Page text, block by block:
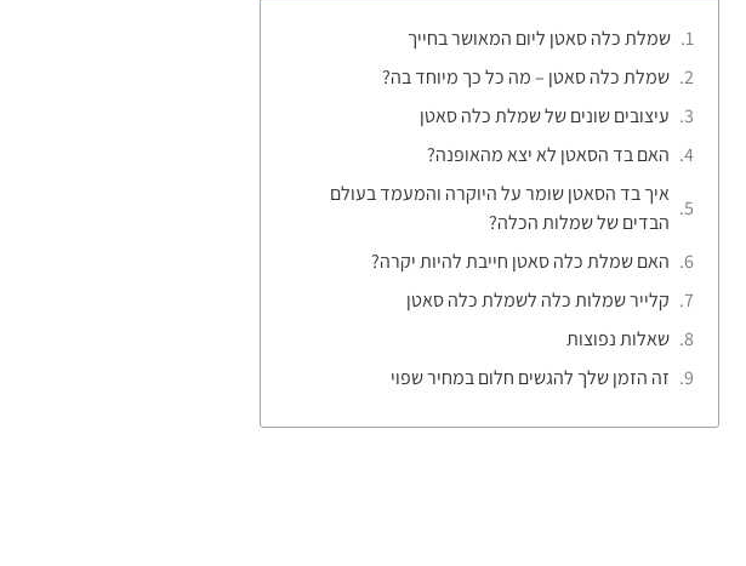
שמלת כלה סאטן ליום המאושר בחייך
שמלת כלה סאטן – מה כל כך מיוחד בה?
עיצובים שונים של שמלת כלה סאטן
האם בד הסאטן לא יצא מהאופנה?
איך בד הסאטן שומר על היוקרה והמעמד בעולם
הבדים של שמלות הכלה?
האם שמלת כלה סאטן חייבת להיות יקרה?
קלייר שמלות כלה לשמלת כלה סאטן
שאלות נפוצות
זה הזמן שלך להגשים חלום במחיר שפוי